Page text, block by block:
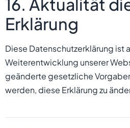
16. Aktualität
Erklärung
Diese Datenschutzerklärung ist
Weiterentwicklung unserer
geänderte gesetzliche
werden, diese Erklärung zu